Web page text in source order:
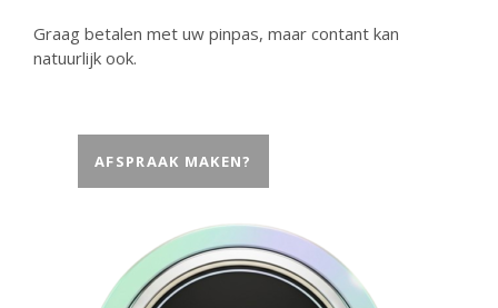
Graag betalen met uw pinpas, maar contant kan
natuurlijk ook.
AFSPRAAK MAKEN?